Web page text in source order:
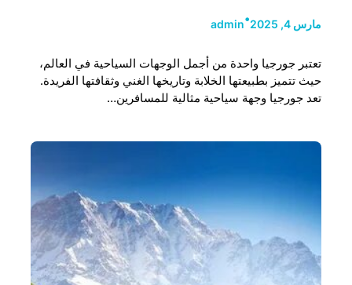
مارس 4, 2025 •
admin
تعتبر جورجيا واحدة من أجمل الوجهات السياحية في العالم،
حيث تتميز بطبيعتها الخلابة وتاريخها الغني وثقافتها الفريدة.
تعد جورجيا وجهة سياحية مثالية للمسافرين…